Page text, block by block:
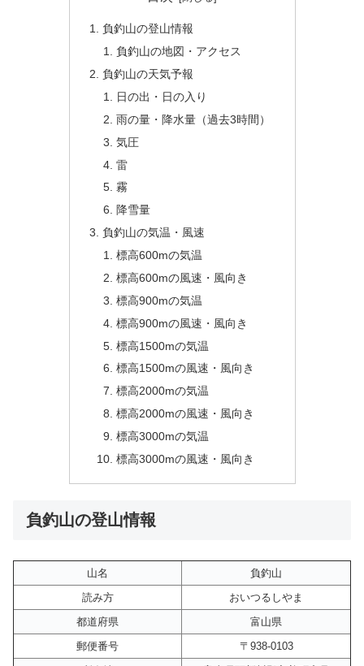
負釣山の登山情報
負釣山の地図・アクセス
負釣山の天気予報
日の出・日の入り
雨の量・降水量（過去3時間）
気圧
雷
霧
降雪量
負釣山の気温・風速
標高600mの気温
標高600mの風速・風向き
標高900mの気温
標高900mの風速・風向き
標高1500mの気温
標高1500mの風速・風向き
標高2000mの気温
標高2000mの風速・風向き
標高3000mの気温
標高3000mの風速・風向き
負釣山の登山情報
山名
負釣山
読み方
おいつるしやま
都道府県
富山県
郵便番号
〒938-0103